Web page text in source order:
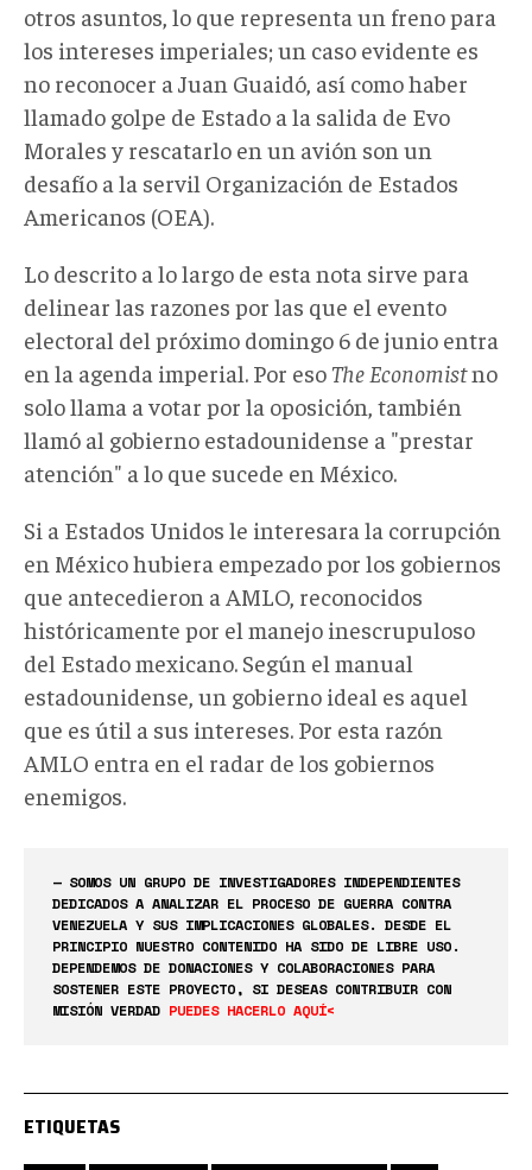
otros asuntos, lo que representa un freno para
los intereses imperiales; un caso evidente es
no reconocer a Juan Guaidó, así como haber
llamado golpe de Estado a la salida de Evo
Morales y rescatarlo en un avión son un
desafío a la servil Organización de Estados
Americanos (OEA).
Lo descrito a lo largo de esta nota sirve para
delinear las razones por las que el evento
electoral del próximo domingo 6 de junio entra
en la agenda imperial. Por eso The Economistno
solo llama a votar por la oposición, también
llamó al gobierno estadounidense a "prestar
atención" a lo que sucede en México.
Si a Estados Unidos le interesara la corrupción
en México hubiera empezado por los gobiernos
que antecedieron a AMLO, reconocidos
históricamente por el manejo inescrupuloso
del Estado mexicano. Según el manual
estadounidense, un gobierno ideal es aquel
que es útil a sus intereses. Por esta razón
AMLO entra en el radar de los gobiernos
enemigos.
— SOMOS UN GRUPO DE INVESTIGADORES INDEPENDIENTES
DEDICADOS A ANALIZAR EL PROCESO DE GUERRA CONTRA
VENEZUELA Y SUS IMPLICACIONES GLOBALES. DESDE EL
PRINCIPIO NUESTRO CONTENIDO HA SIDO DE LIBRE USO.
DEPENDEMOS DE DONACIONES Y COLABORACIONES PARA
SOSTENER ESTE PROYECTO, SI DESEAS CONTRIBUIR CON
MISIÓN VERDAD PUEDES HACERLO AQUÍ<
ETIQUETAS